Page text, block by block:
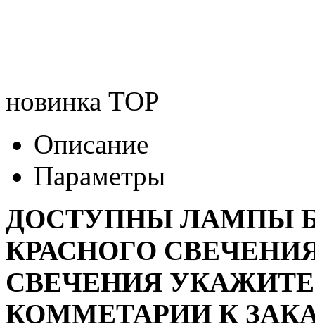
новинка TOP
Описание
Параметры
ДОСТУПНЫ ЛАМПЫ
КРАСНОГО
СВЕЧЕНИЯ
КОММЕТАРИИ К